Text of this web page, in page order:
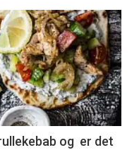
og er det